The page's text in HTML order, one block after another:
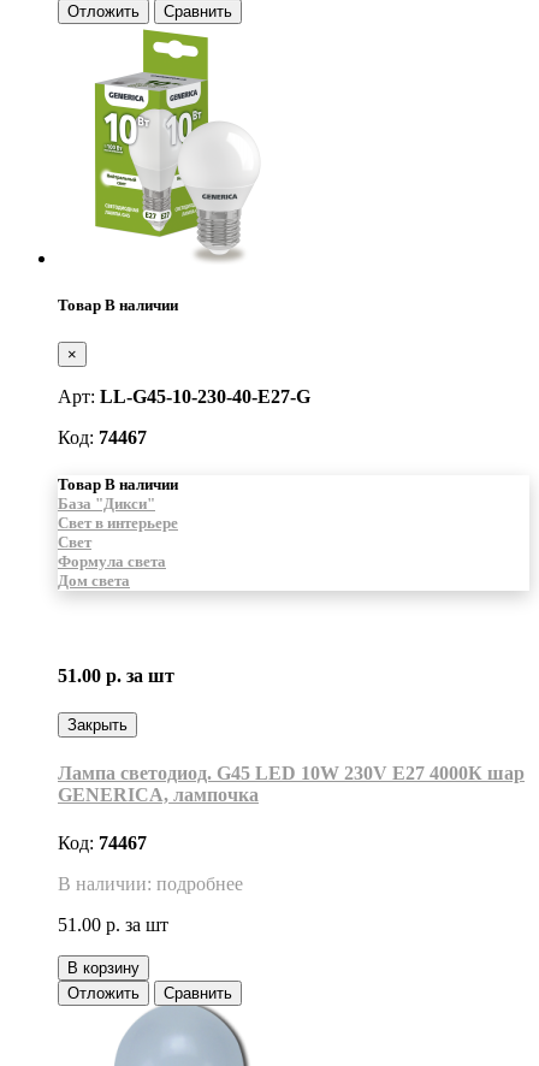
Отложить
Сравнить
Товар В наличии
×
Арт: LL-G45-10-230-40-E27-G
Код: 74467
Товар В наличии
База "Дикси"
Свет в интерьере
Свет
Формула света
Дом света
51.00 р. за шт
Закрыть
Лампа светодиод. G45 LED 10W 230V E27 4000К шар
GENERICA, лампочка
Код: 74467
В наличии: подробнее
51.00 р. за шт
В корзину
Отложить
Сравнить